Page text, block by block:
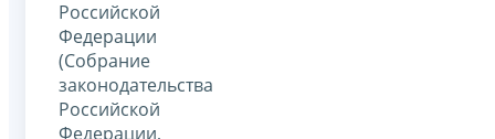
Российской
Федерации
(Собрание
законодательства
Российской
Федерации,